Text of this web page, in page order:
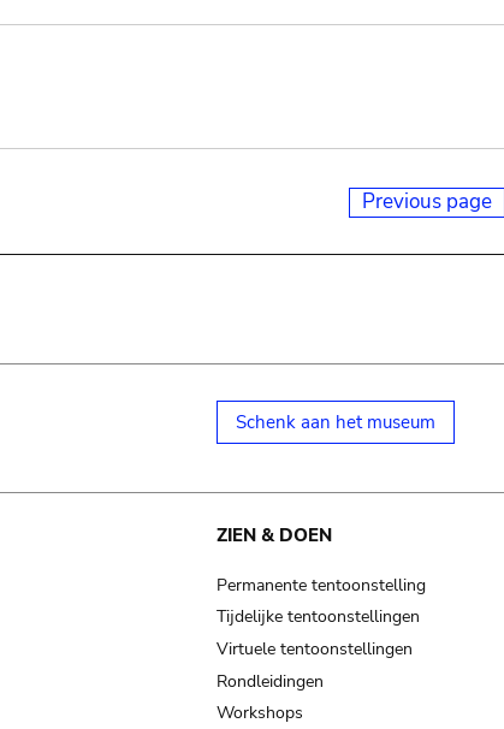
Previous page
Schenk aan het museum
ZIEN & DOEN
Permanente tentoonstelling
Tijdelijke tentoonstellingen
Virtuele tentoonstellingen
Rondleidingen
Workshops